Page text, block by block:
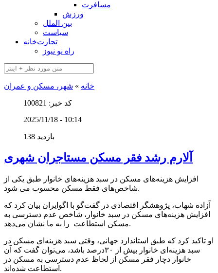
مسافرت
ورزش
بین الملل
سیاست
تجارت‌خانه
راه نو نیوز
خانه » شهر، مسکن و عمران
کد خبر: 100821
2025/11/18 - 10:14
138 بازدید
آلارم رشد فقر مسکن مستاجران شهری
افزایش هزینه‌های مسکن در سبد هزینه‌های خانوار طبق یکی از
شاخص‌های فقط مسکن محسوب می شود.
آزاده شهاب، پژوهشگر اقتصادی در گفت‌گو با اگوایران بیان کرد که
افزایش هزینه‌های مسکن در سبد خانوار، شاخص عدم دسترسی به
مسکن استطاعت را به ما نشان می‌‌دهد.
او تاکید کرد که طبق استاندارد جهانی، وقتی سبد هزینه‌ای مسکن در
سبد هزینه‌ای خانوار بیش از ۳۰درصد باشد، می‌توان گفت که آن
خانوار دچار فقر مسکن از لحاظ عدم دسترسی به مسکن در
استطاعت شده‌اند.